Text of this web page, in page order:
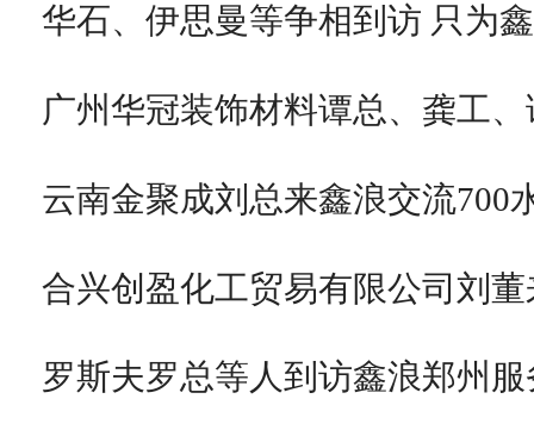
华石、伊思曼等争相到访 只为
广州华冠装饰材料谭总、龚工
云南金聚成刘总来鑫浪交流700
合兴创盈化工贸易有限公司刘
罗斯夫罗总等人到访鑫浪郑州